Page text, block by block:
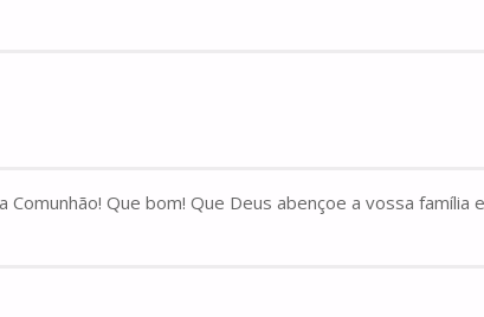
Que bom! Que Deus abençoe a vossa